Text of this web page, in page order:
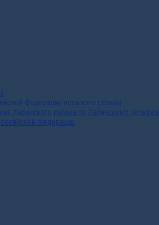
Федерации восьмого созыва
Лабинского района по Лабинскому
Федерации